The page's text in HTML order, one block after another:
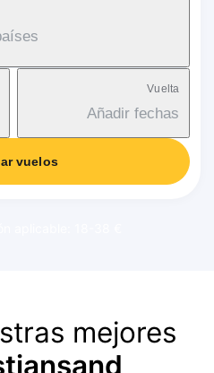
Vuelta
Añadir fechas
vuelos
mejores